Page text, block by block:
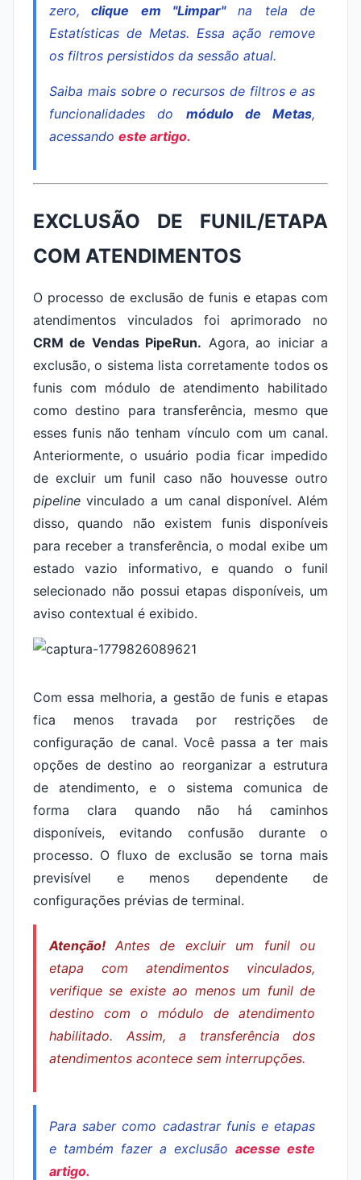
zero, clique em "Limpar"na tela de
Estatísticas de Metas. Essa ação remove
os filtros persistidos da sessão atual.
Saiba mais sobre o recursos de filtros e as
funcionalidades do módulo de Metas,
acessando este artigo.
EXCLUSÃO DE FUNIL/ETAPA
COM ATENDIMENTOS
O processo de exclusão de funis e etapas com
atendimentos vinculados foi aprimorado no
CRM de Vendas PipeRun. Agora, ao iniciar a
exclusão, o sistema lista corretamente todos os
funis com módulo de atendimento habilitado
como destino para transferência, mesmo que
esses funis não tenham vínculo com um canal.
Anteriormente, o usuário podia ficar impedido
de excluir um funil caso não houvesse outro
pipeline vinculado a um canal disponível. Além
disso, quando não existem funis disponíveis
para receber a transferência, o modal exibe um
estado vazio informativo, e quando o funil
selecionado não possui etapas disponíveis, um
aviso contextual é exibido.
Com essa melhoria, a gestão de funis e etapas
fica menos travada por restrições de
configuração de canal. Você passa a ter mais
opções de destino ao reorganizar a estrutura
de atendimento, e o sistema comunica de
forma clara quando não há caminhos
disponíveis, evitando confusão durante o
processo. O fluxo de exclusão se torna mais
previsível e menos dependente de
configurações prévias de terminal.
Atenção! Antes de excluir um funil ou
etapa com atendimentos vinculados,
verifique se existe ao menos um funil de
destino com o módulo de atendimento
habilitado. Assim, a transferência dos
atendimentos acontece sem interrupções.
Para saber como cadastrar funis e etapas
e também fazer a exclusão acesse este
artigo.